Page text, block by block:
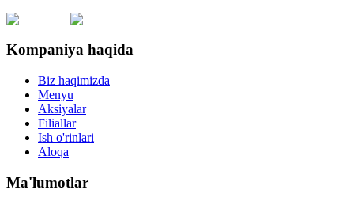
Kompaniya haqida
Biz haqimizda
Menyu
Aksiyalar
Filiallar
Ish o'rinlari
Aloqa
Ma'lumotlar